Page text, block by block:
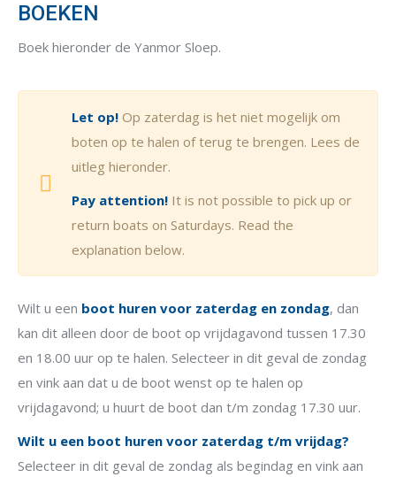
BOEKEN
Boek hieronder de Yanmor Sloep.
Let op! Op zaterdag is het niet mogelijk om
boten op te halen of terug te brengen. Lees de
uitleg hieronder.
Pay attention! It is not possible to pick up or
return boats on Saturdays. Read the
explanation below.
Wilt u een boot huren voor zaterdag en zondag, dan
kan dit alleen door de boot op vrijdagavond tussen 17.30
en 18.00 uur op te halen. Selecteer in dit geval de zondag
en vink aan dat u de boot wenst op te halen op
vrijdagavond; u huurt de boot dan t/m zondag 17.30 uur.
Wilt u een boot huren voor zaterdag t/m vrijdag?
Selecteer in dit geval de zondag als begindag en vink aan